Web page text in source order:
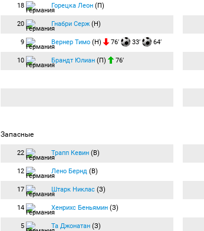
18 Горецка Леон (П)
20 Гнабри Серж (Н)
9 Вернер Тимо (Н) 76′ 33′ 64′
10 Брандт Юлиан (П) 76′
Запасные
22 Трапп Кевин (В)
12 Лено Бернд (В)
17 Штарк Никлас (З)
14 Хенрихс Беньямин (З)
5 Та Джонатан (З)